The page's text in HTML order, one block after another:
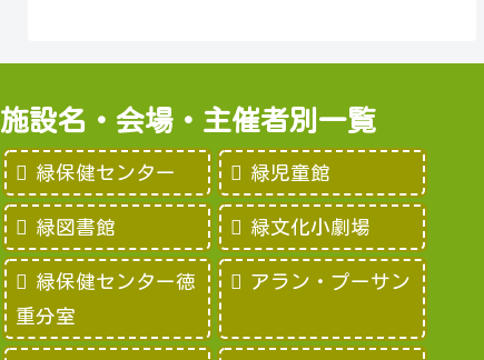
施設名・会場・主催者別一覧
緑保健センター 緑児童館
緑図書館 緑文化小劇場
緑保健センター徳
重分室
アラン・プーサン